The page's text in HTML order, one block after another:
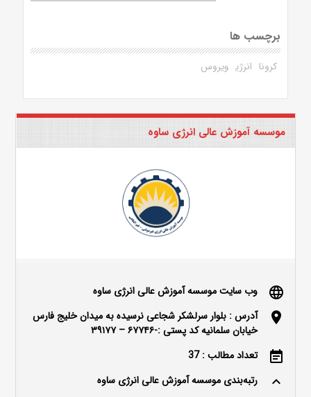
برچسب ها
کرونا انرژی ویروس
موسسه آموزش عالی انرژی ساوه
language وب سایت موسسه آموزش عالی انرژی ساوه
location_on
آدرس : بلوار سرلشکر شجاعی نرسیده به میدان خلیج فارس
خیابان سلمانیه کد پستی :-۶۷۷۴۶ – ۳۹۱۷۷
event_note تعداد مطالب : 37
keyboard_arrow_up رتبه‌بندی موسسه آموزش عالی انرژی ساوه